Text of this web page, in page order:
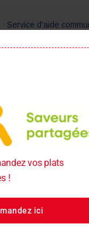
Service d'aide
Les
rue à Anjou se
Roger-Rousseau
août 2026.
vos plats
!
ici